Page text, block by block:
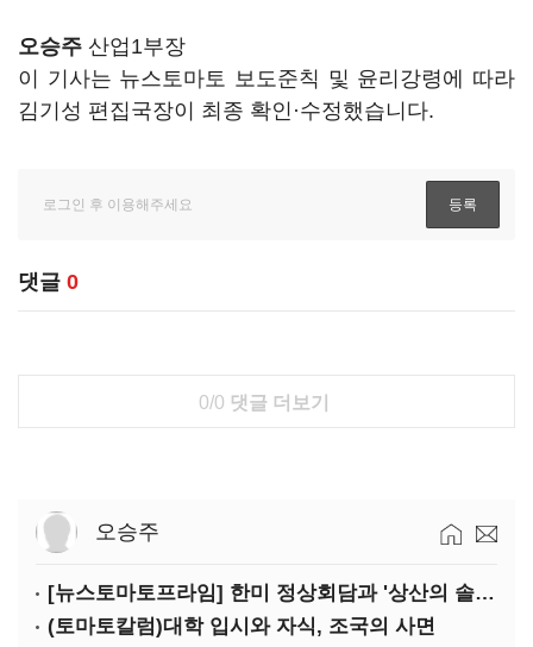
오승주 산업1부장
이 기사는 뉴스토마토 보도준칙 및 윤리강령에 따라
김기성 편집국장이 최종 확인·수정했습니다.
댓글 0
0/0 댓글 더보기
오승주
[뉴스토마토프라임] 한미 정상회담과 '상산의 솔연'
(토마토칼럼)대학 입시와 자식, 조국의 사면